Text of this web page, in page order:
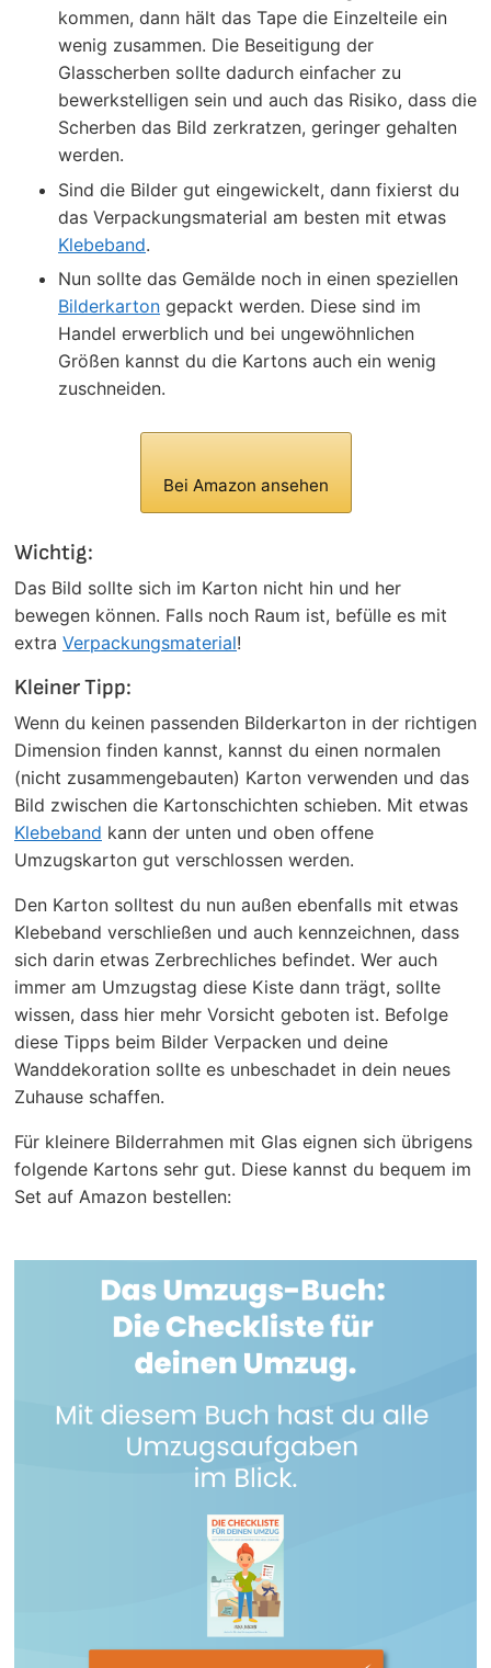
kommen, dann hält das Tape die Einzelteile ein
wenig zusammen. Die Beseitigung der
Glasscherben sollte dadurch einfacher zu
bewerkstelligen sein und auch das Risiko, dass die
Scherben das Bild zerkratzen, geringer gehalten
werden.
Sind die Bilder gut eingewickelt, dann fixierst du
das Verpackungsmaterial am besten mit etwas
Klebeband.
Nun sollte das Gemälde noch in einen speziellen
Bilderkarton gepackt werden. Diese sind im
Handel erwerblich und bei ungewöhnlichen
Größen kannst du die Kartons auch ein wenig
zuschneiden.
Bei Amazon ansehen
Wichtig:
Das Bild sollte sich im Karton nicht hin und her
bewegen können. Falls noch Raum ist, befülle es mit
extra Verpackungsmaterial!
Kleiner Tipp:
Wenn du keinen passenden Bilderkarton in der richtigen
Dimension finden kannst, kannst du einen normalen
(nicht zusammengebauten) Karton verwenden und das
Bild zwischen die Kartonschichten schieben. Mit etwas
Klebeband kann der unten und oben offene
Umzugskarton gut verschlossen werden.
Den Karton solltest du nun außen ebenfalls mit etwas
Klebeband verschließen und auch kennzeichnen, dass
sich darin etwas Zerbrechliches befindet. Wer auch
immer am Umzugstag diese Kiste dann trägt, sollte
wissen, dass hier mehr Vorsicht geboten ist. Befolge
diese Tipps beim Bilder Verpacken und deine
Wanddekoration sollte es unbeschadet in dein neues
Zuhause schaffen.
Für kleinere Bilderrahmen mit Glas eignen sich übrigens
folgende Kartons sehr gut. Diese kannst du bequem im
Set auf Amazon bestellen: